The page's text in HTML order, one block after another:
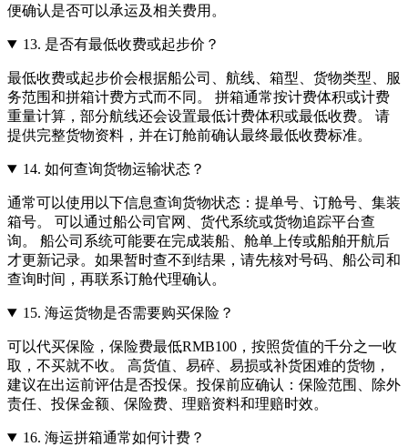
便确认是否可以承运及相关费用。
13. 是否有最低收费或起步价？
最低收费或起步价会根据船公司、航线、箱型、货物类型、服
务范围和拼箱计费方式而不同。 拼箱通常按计费体积或计费
重量计算，部分航线还会设置最低计费体积或最低收费。 请
提供完整货物资料，并在订舱前确认最终最低收费标准。
14. 如何查询货物运输状态？
通常可以使用以下信息查询货物状态：提单号、订舱号、集装
箱号。 可以通过船公司官网、货代系统或货物追踪平台查
询。 船公司系统可能要在完成装船、舱单上传或船舶开航后
才更新记录。如果暂时查不到结果，请先核对号码、船公司和
查询时间，再联系订舱代理确认。
15. 海运货物是否需要购买保险？
可以代买保险，保险费最低RMB100，按照货值的千分之一收
取，不买就不收。 高货值、易碎、易损或补货困难的货物，
建议在出运前评估是否投保。投保前应确认：保险范围、除外
责任、投保金额、保险费、理赔资料和理赔时效。
16. 海运拼箱通常如何计费？